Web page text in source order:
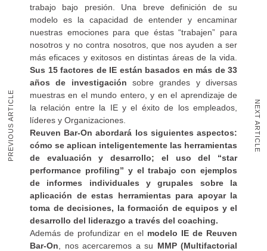
trabajo bajo presión. Una breve definición de su
modelo es la capacidad de entender y encaminar
nuestras emociones para que éstas “trabajen” para
nosotros y no contra nosotros, que nos ayuden a ser
más eficaces y exitosos en distintas áreas de la vida.
Sus 15 factores de IE están basados en más de 33
años de investigación sobre grandes y diversas
muestras en el mundo entero, y en el aprendizaje de
la relación entre la IE y el éxito de los empleados,
líderes y Organizaciones.
Reuven Bar-On abordará los siguientes aspectos:
cómo se aplican inteligentemente las herramientas
de evaluación y desarrollo; el uso del “star
performance profiling” y el trabajo con ejemplos
de informes individuales y grupales sobre la
aplicación de estas herramientas para apoyar la
toma de decisiones, la formación de equipos y el
desarrollo del liderazgo a través del coaching.
Además de profundizar en el modelo IE de Reuven
Bar-On , nos acercaremos a su MMP (Multifactorial
PREVIOUS ARTICLE NEXT ARTICLE